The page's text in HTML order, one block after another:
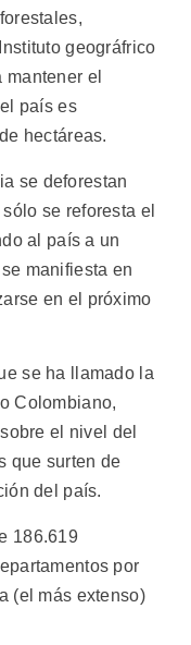
geográfrico
el
país es
hectáreas.
se deforestan
se reforesta el
al país a un
manifiesta en
en el próximo
se ha llamado la
Colombiano,
el nivel del
que surten de
del país.
186.619
por
(el más extenso)